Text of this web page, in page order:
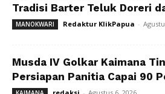
Tradisi Barter Teluk Doreri
MANOKWARI Redaktur KlikPapua -
Musda IV Golkar Kaimana
Persiapan Panitia Capai 90